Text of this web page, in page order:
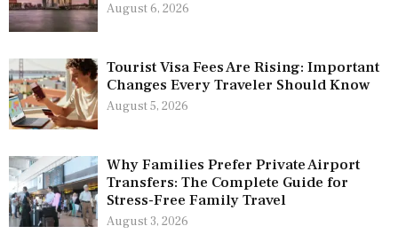
August 6, 2026
Tourist Visa Fees Are Rising: Important
Changes Every Traveler Should Know
August 5, 2026
Why Families Prefer Private Airport
Transfers: The Complete Guide for
Stress-Free Family Travel
August 3, 2026